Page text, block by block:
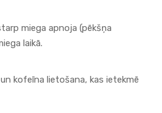
miega apnoja (pēkšņa
laikā.
kofeīna lietošana, kas ietekmē